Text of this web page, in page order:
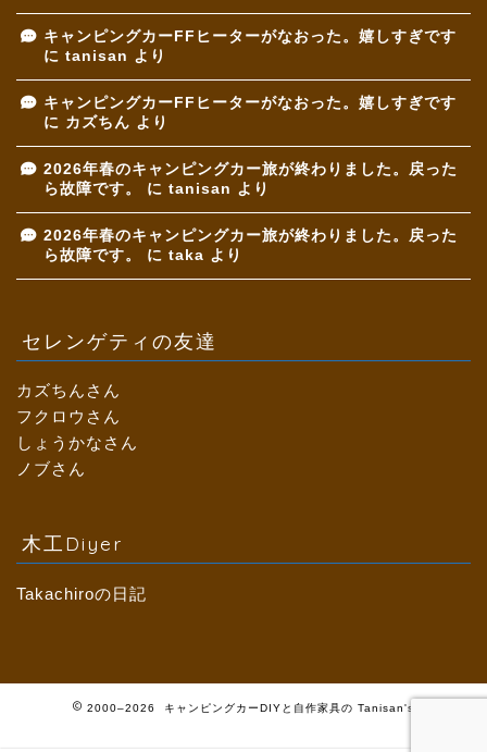
キャンピングカーFFヒーターがなおった。嬉しすぎです
に tanisan より
キャンピングカーFFヒーターがなおった。嬉しすぎです
に カズちん より
2026年春のキャンピングカー旅が終わりました。戻った
ら故障です。
に tanisan より
2026年春のキャンピングカー旅が終わりました。戻った
ら故障です。
に taka より
セレンゲティの友達
カズちんさん
フクロウさん
しょうかなさん
ノブさん
木工Diyer
Takachiroの日記
2000–2026 キャンピングカーDIYと自作家具の Tanisan's